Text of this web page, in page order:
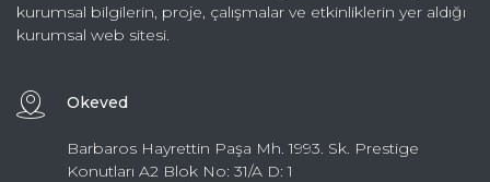
kurumsal bilgilerin, proje, çalışmalar ve etkinliklerin yer aldığı
kurumsal web sitesi.
Okeved
Barbaros Hayrettin Paşa Mh. 1993. Sk. Prestige
Konutları A2 Blok No: 31/A D: 1